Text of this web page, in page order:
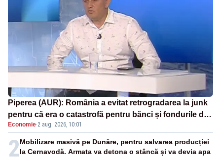
Piperea (AUR): România a evitat retrogradarea la junk
pentru că era o catastrofă pentru bănci și fondurile de
pensii
Economie·2 aug. 2026, 10:01
2Mobilizare masivă pe Dunăre, pentru salvarea producției
la Cernavodă. Armata va detona o stâncă și va devia apa